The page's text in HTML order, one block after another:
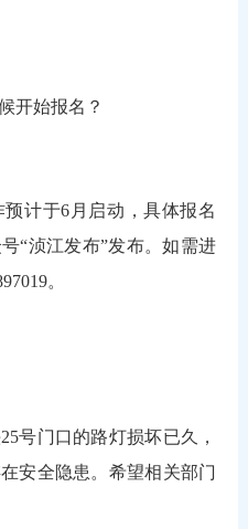
始报名？
计于6月启动，具体报名
“浈江发布”发布。如需进
。
门口的路灯损坏已久，
安全隐患。希望相关部门